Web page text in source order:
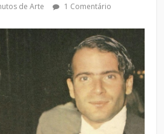
de Arte 1 Comentário